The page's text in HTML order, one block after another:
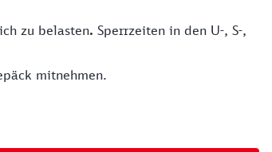
zu belasten. Sperrzeiten in den U-, S-,
mitnehmen.